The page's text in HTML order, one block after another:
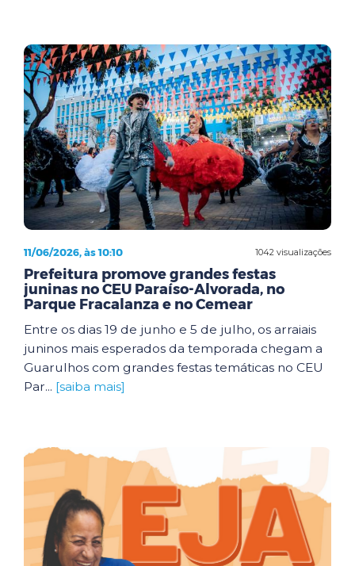
1042 visualizações
11/06/2026, às 10:10
Prefeitura promove grandes festas
juninas no CEU Paraíso-Alvorada, no
Parque Fracalanza e no Cemear
Entre os dias 19 de junho e 5 de julho, os arraiais
juninos mais esperados da temporada chegam a
Guarulhos com grandes festas temáticas no CEU
Par... [saiba mais]